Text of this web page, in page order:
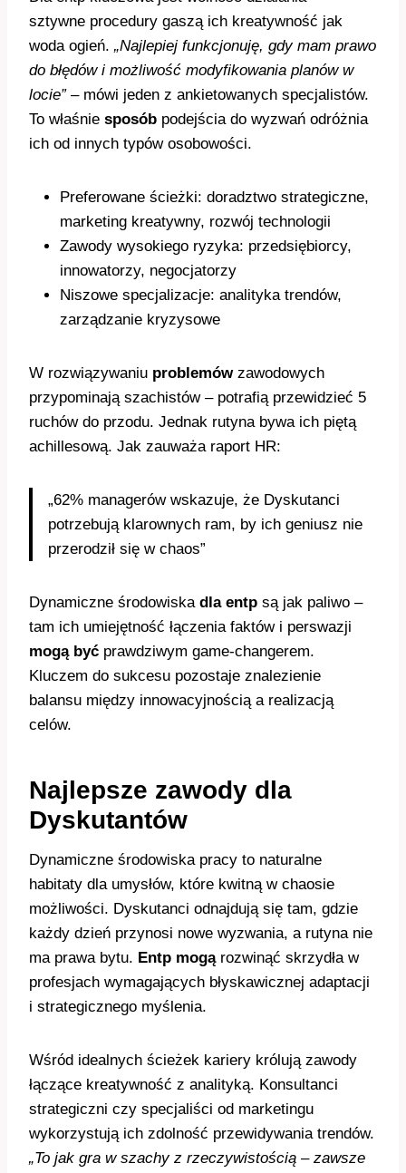
sztywne procedury gaszą ich kreatywność jak
woda ogień. „Najlepiej funkcjonuję, gdy mam prawo
do błędów i możliwość modyfikowania planów w
locie”– mówi jeden z ankietowanych specjalistów.
To właśnie sposób podejścia do wyzwań odróżnia
ich od innych typów osobowości.
Preferowane ścieżki: doradztwo strategiczne,
marketing kreatywny, rozwój technologii
Zawody wysokiego ryzyka: przedsiębiorcy,
innowatorzy, negocjatorzy
Niszowe specjalizacje: analityka trendów,
zarządzanie kryzysowe
W rozwiązywaniu problemówzawodowych
przypominają szachistów – potrafią przewidzieć 5
ruchów do przodu. Jednak rutyna bywa ich piętą
achillesową. Jak zauważa raport HR:
„62% managerów wskazuje, że Dyskutanci
potrzebują klarownych ram, by ich geniusz nie
przerodził się w chaos”
Dynamiczne środowiska dla entp są jak paliwo –
tam ich umiejętność łączenia faktów i perswazji
mogą być prawdziwym game-changerem.
Kluczem do sukcesu pozostaje znalezienie
balansu między innowacyjnością a realizacją
celów.
Najlepsze zawody dla
Dyskutantów
Dynamiczne środowiska pracy to naturalne
habitaty dla umysłów, które kwitną w chaosie
możliwości. Dyskutanci odnajdują się tam, gdzie
każdy dzień przynosi nowe wyzwania, a rutyna nie
ma prawa bytu. Entp mogąrozwinąć skrzydła w
profesjach wymagających błyskawicznej adaptacji
i strategicznego myślenia.
Wśród idealnych ścieżek kariery królują zawody
łączące kreatywność z analityką. Konsultanci
strategiczni czy specjaliści od marketingu
wykorzystują ich zdolność przewidywania trendów.
„To jak gra w szachy z rzeczywistością – zawsze